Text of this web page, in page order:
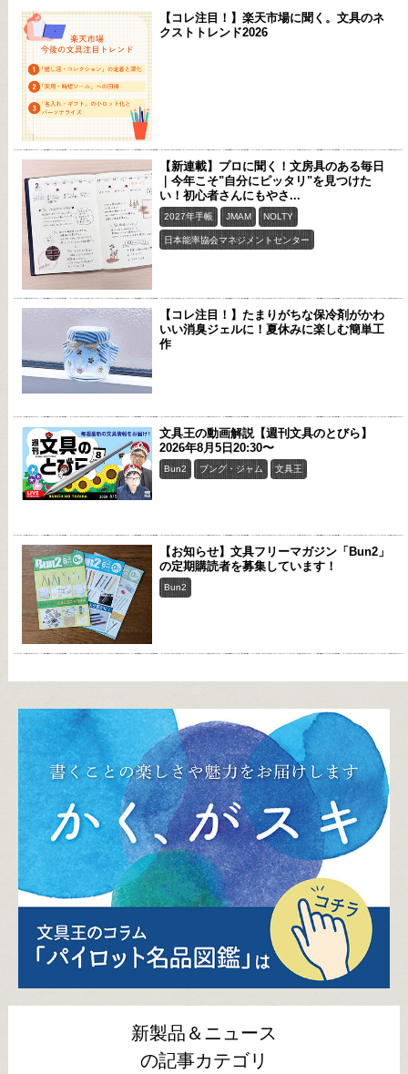
【コレ注目！】楽天市場に聞く。文具のネ
クストトレンド2026
【新連載】プロに聞く！文房具のある毎日
｜今年こそ"自分にピッタリ"を見つけた
い！初心者さんにもやさ...
2027年手帳 JMAM NOLTY
日本能率協会マネジメントセンター
【コレ注目！】たまりがちな保冷剤がかわ
いい消臭ジェルに！夏休みに楽しむ簡単工
作
文具王の動画解説【週刊文具のとびら】
2026年8月5日20:30〜
Bun2 ブング・ジャム 文具王
【お知らせ】文具フリーマガジン「Bun2」
の定期購読者を募集しています！
Bun2
新製品＆ニュース
の記事カテゴリ